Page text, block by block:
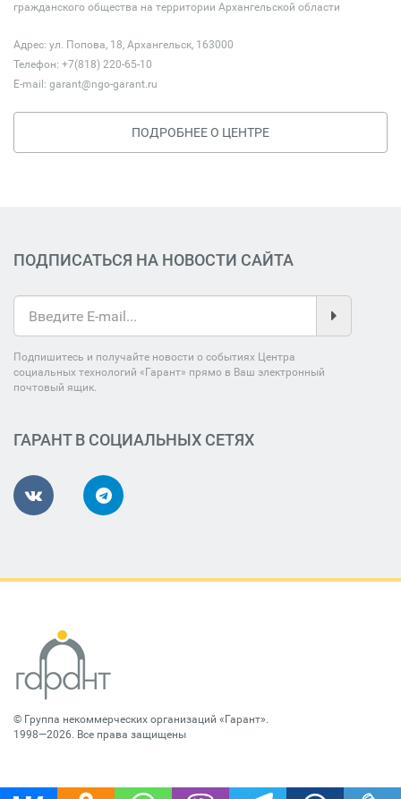
гражданского общества на территории Архангельской области
Адрес: ул. Попова, 18, Архангельск, 163000
Телефон: +7(818) 220-65-10
E-mail: garant@ngo-garant.ru
ПОДРОБНЕЕ О ЦЕНТРЕ
ПОДПИСАТЬСЯ НА НОВОСТИ САЙТА
Подпишитесь и получайте новости о событиях Центра
социальных технологий «Гарант» прямо в Ваш электронный
почтовый ящик.
ГАРАНТ В СОЦИАЛЬНЫХ СЕТЯХ
© Группа некоммерческих организаций «Гарант».
1998—2026. Все права защищены